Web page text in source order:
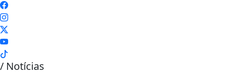
/ Notícias